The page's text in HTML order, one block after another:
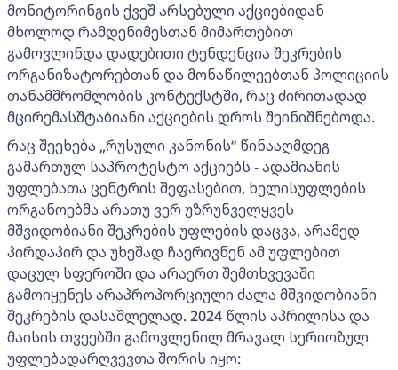
მონიტორინგის ქვეშ არსებული აქციებიდან
მხოლოდ რამდენიმესთან მიმართებით
გამოვლინდა დადებითი ტენდენცია შეკრების
ორგანიზატორებთან და მონაწილეებთან პოლიციის
თანამშრომლობის კონტექსტში, რაც ძირითადად
მცირემასშტაბიანი აქციების დროს შეინიშნებოდა.
რაც შეეხება „რუსული კანონის“ წინააღმდეგ
გამართულ საპროტესტო აქციებს - ადამიანის
უფლებათა ცენტრის შეფასებით, ხელისუფლების
ორგანოებმა არათუ ვერ უზრუნველყვეს
მშვიდობიანი შეკრების უფლების დაცვა, არამედ
პირდაპირ და უხეშად ჩაერივნენ ამ უფლებით
დაცულ სფეროში და არაერთ შემთხვევაში
გამოიყენეს არაპროპორციული ძალა მშვიდობიანი
შეკრების დასაშლელად. 2024 წლის აპრილისა და
მაისის თვეებში გამოვლენილ მრავალ სერიოზულ
უფლებადარღვევთა შორის იყო: